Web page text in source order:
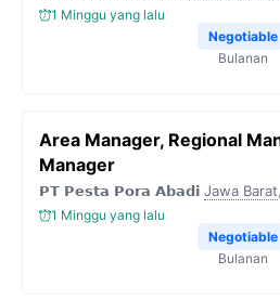
1 Minggu yang lalu
Negotiable
Bulanan
Area Manager, Regional
Manager
𝗣𝗧 𝗣𝗲𝘀𝘁𝗮 𝗣𝗼𝗿𝗮 𝗔𝗯𝗮𝗱𝗶 Jawa Barat,
1 Minggu yang lalu
Negotiable
Bulanan